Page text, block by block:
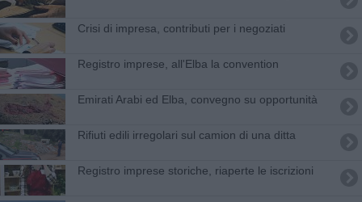
Crisi di impresa, contributi per i negoziati
Registro imprese, all'Elba la convention
Emirati Arabi ed Elba, convegno su opportunità
Rifiuti edili irregolari sul camion di una ditta
Registro imprese storiche, riaperte le iscrizioni